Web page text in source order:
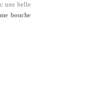
une belle
bouche